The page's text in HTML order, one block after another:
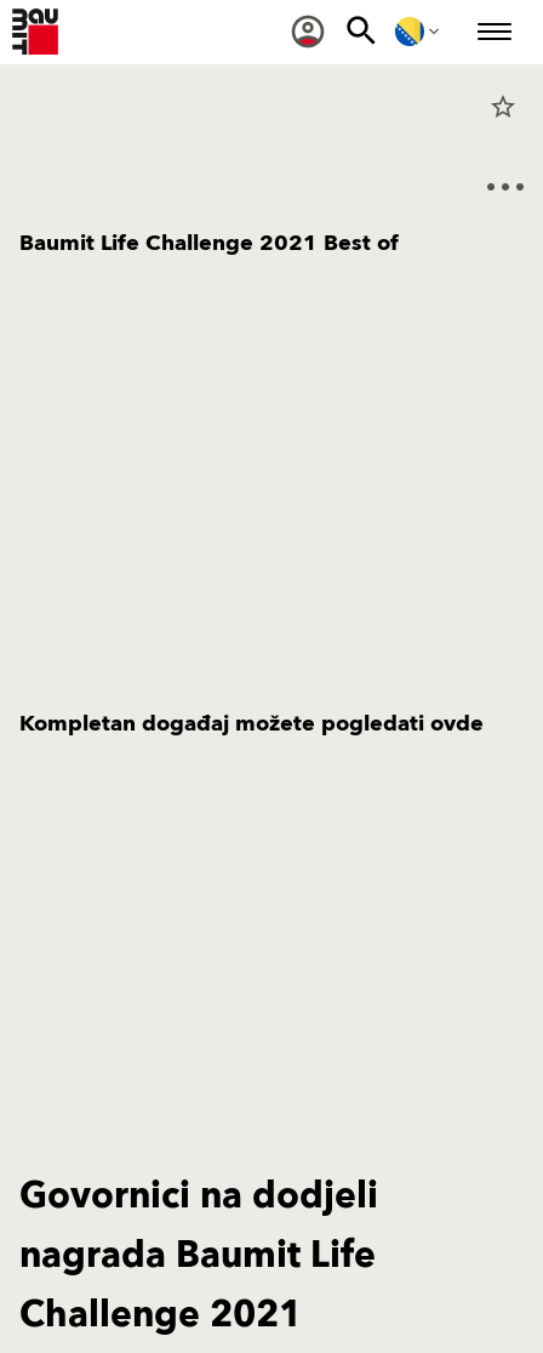
star_border
Baumit Life Challenge 2021 Best of
Kompletan događaj možete pogledati ovde
Govornici na dodjeli
nagrada Baumit Life
Challenge 2021